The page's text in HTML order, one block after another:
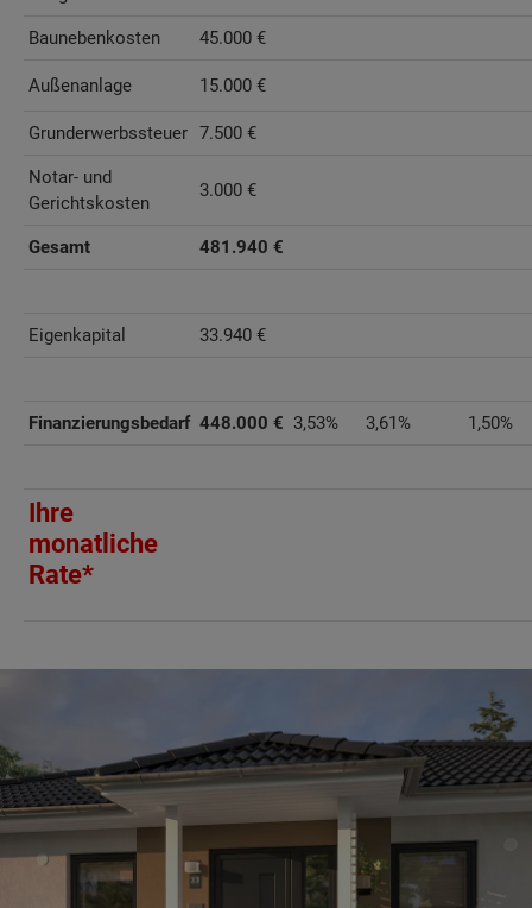
Baunebenkosten 45.000 €
Außenanlage 15.000 €
Grunderwerbssteuer 7.500 €
Notar- und
Gerichtskosten
3.000 €
Gesamt 481.940 €
Eigenkapital 33.940 €
Finanzierungsbedarf 448.000 € 3,53% 3,61% 1,50%
Ihre
monatliche
Rate*